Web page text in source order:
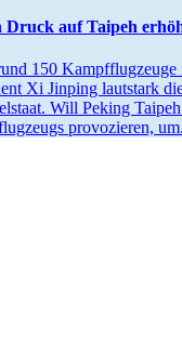
Druck auf Taipeh
150
Xi Jinping lautstark
Will Peking
provo­zieren,